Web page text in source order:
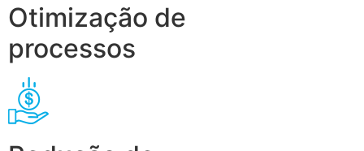
Otimização de
processos